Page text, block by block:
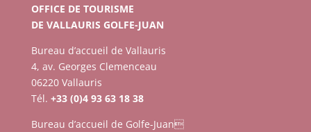
OFFICE DE TOURISME
DE VALLAURIS GOLFE-JUAN
Bureau d’accueil de Vallauris
4, av. Georges Clemenceau
06220 Vallauris
Tél. +33 (0)4 93 63 18 38
Bureau d’accueil de Golfe-Juan